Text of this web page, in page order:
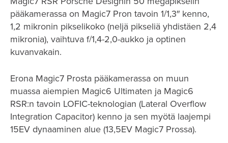
pääkamerassa on Magic7 Pron tavoin 1/1,3″ kenno,
1,2 mikronin pikselikoko (neljä pikseliä yhdistäen 2,4
mikronia), vaihtuva f/1,4-2,0-aukko ja optinen
kuvanvakain.
Erona Magic7 Prosta pääkamerassa on muun
muassa aiempien Magic6 Ultimaten ja Magic6
RSR:n tavoin LOFIC-teknologian (Lateral Overflow
Integration Capacitor) kenno ja sen myötä laajempi
15EV dynaaminen alue (13,5EV Magic7 Prossa).